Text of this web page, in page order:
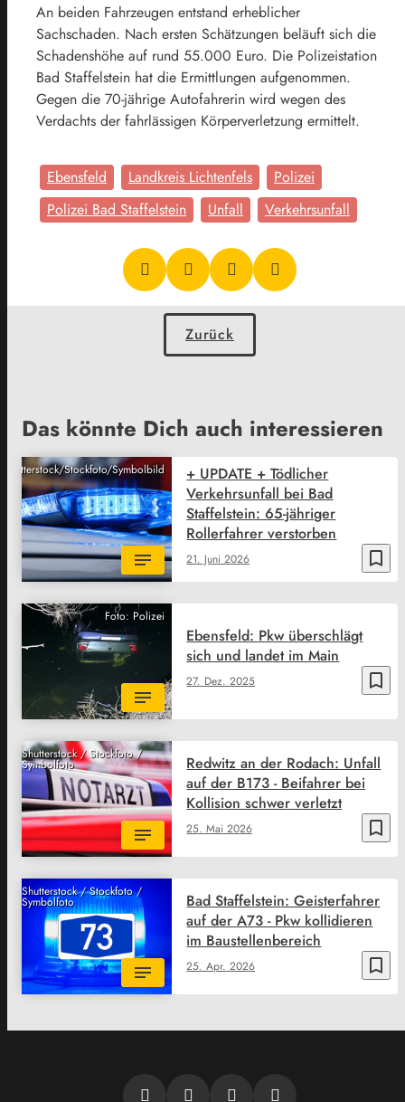
An beiden Fahrzeugen entstand erheblicher
Sachschaden. Nach ersten Schätzungen beläuft sich die
Schadenshöhe auf rund 55.000 Euro. Die Polizeistation
Bad Staffelstein hat die Ermittlungen aufgenommen.
Gegen die 70-jährige Autofahrerin wird wegen des
Verdachts der fahrlässigen Körperverletzung ermittelt.
Ebensfeld Landkreis Lichtenfels
Polizei
Polizei Bad Staffelstein
Unfall Verkehrsunfall
Zurück
Das könnte Dich auch interessieren
Shutterstock/Stockfoto/Symbolbild
bookmark_border
21. Juni 2026
+ UPDATE + Tödlicher
Verkehrsunfall bei Bad
Staffelstein: 65-jähriger
Rollerfahrer verstorben
Foto: Polizei
bookmark_border
27. Dez. 2025
Ebensfeld: Pkw überschlägt
sich und landet im Main
Shutterstock / Stockfoto /
Symbolfoto
bookmark_border
25. Mai 2026
Redwitz an der Rodach: Unfall
auf der B173 - Beifahrer bei
Kollision schwer verletzt
Shutterstock / Stockfoto /
Symbolfoto
bookmark_border
25. Apr. 2026
Bad Staffelstein: Geisterfahrer
auf der A73 - Pkw kollidieren
im Baustellenbereich